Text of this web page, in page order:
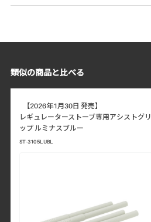
類似の商品と比べる
【2026年1月30日 発売】
レギュレーターストーブ専用アシストグリ
ップ ルミナスブルー
ST-3105LUBL